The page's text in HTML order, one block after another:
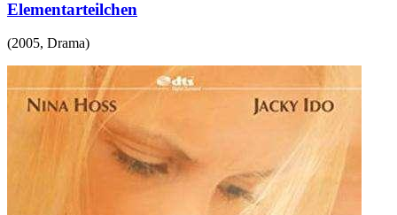
Elementarteilchen
(2005, Drama)